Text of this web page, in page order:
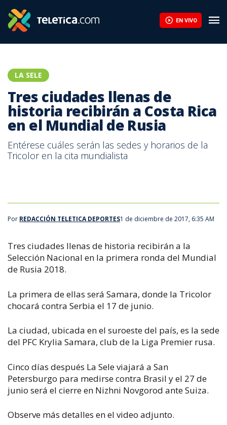
EN VIVO
LA SELE
Tres ciudades llenas de
historia recibirán a Costa Rica
en el Mundial de Rusia
Entérese cuáles serán las sedes y horarios de la
Tricolor en la cita mundialista
Por REDACCIÓN TELETICA DEPORTES1 de diciembre de 2017, 6:35 AM
Tres ciudades llenas de historia recibirán a la
Selección Nacional en la primera ronda del Mundial
de Rusia 2018.
La primera de ellas será Samara, donde la Tricolor
chocará contra Serbia el 17 de junio.
La ciudad, ubicada en el suroeste del país, es la sede
del PFC Krylia Samara, club de la Liga Premier rusa.
Cinco días después La Sele viajará a San
Petersburgo para medirse contra Brasil y el 27 de
junio será el cierre en Nizhni Novgorod ante Suiza.
Observe más detalles en el video adjunto.